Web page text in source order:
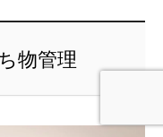
物管理